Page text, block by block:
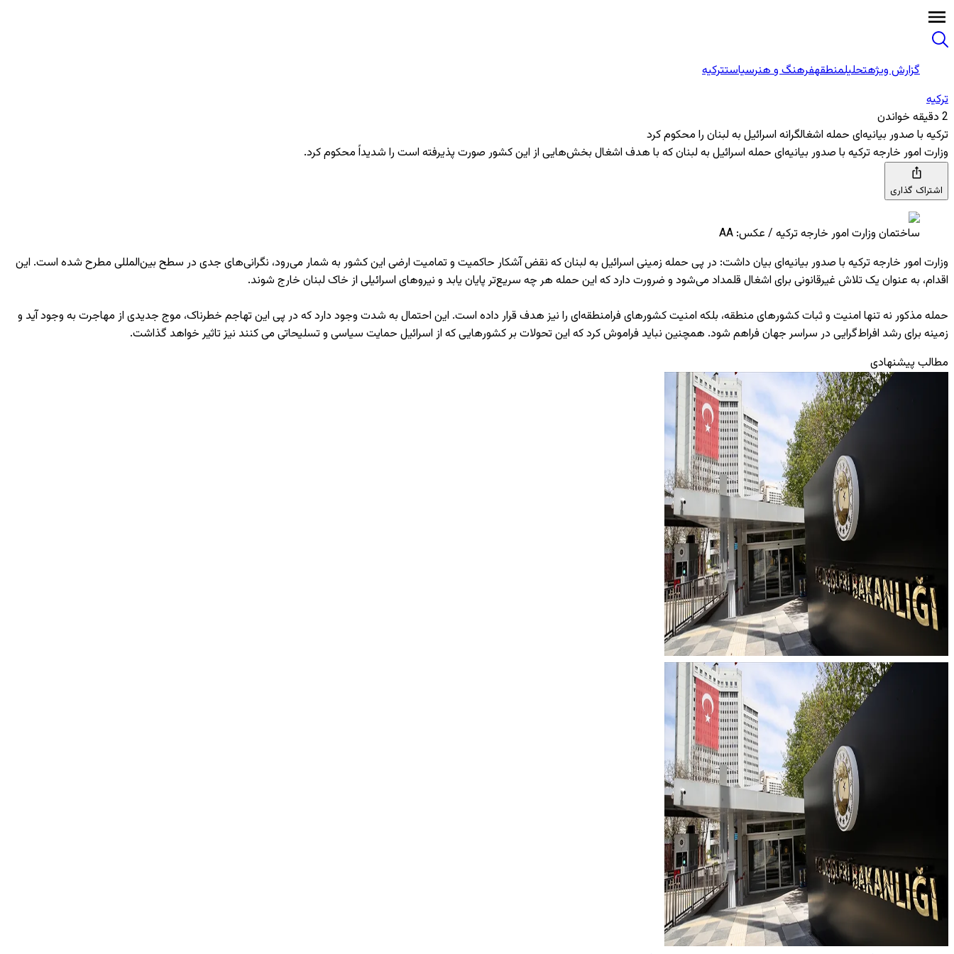
گزارش ویژهتحلیلمنطقهفرهنگ و هنرسیاستترکیه
ترکیه
2 دقیقه خواندن
ترکیه با صدور بیانیه‌ای حمله اشغالگرانه اسرائیل به لبنان را محکوم کرد
وزارت امور خارجه ترکیه با صدور بیانیه‌ای حمله اسرائیل به لبنان که با هدف اشغال بخش‌هایی از این کشور صورت پذیرفته است را شدیداً محکوم کرد.
اشتراک گذاری
ساختمان وزارت امور خارجه ترکیه / عکس: AA
وزارت امور خارجه ترکیه با صدور بیانیه‌ای بیان داشت: در پی حمله زمینی اسرائیل به لبنان که نقض آشکار حاکمیت و تمامیت ارضی این کشور به شمار می‌رود، نگرانی‌های جدی در سطح بین‌المللی مطرح شده است. این
اقدام، به عنوان یک تلاش غیرقانونی برای اشغال قلمداد می‌شود و ضرورت دارد که این حمله هر چه سریع‌تر پایان یابد و نیروهای اسرائیلی از خاک لبنان خارج شوند.
حمله مذکور نه تنها امنیت و ثبات کشورهای منطقه، بلکه امنیت کشورهای فرامنطقه‌ای را نیز هدف قرار داده است. این احتمال به شدت وجود دارد که در پی این تهاجم خطرناک، موج جدیدی از مهاجرت به وجود آید و
زمینه برای رشد افراط‌گرایی در سراسر جهان فراهم شود. همچنین نباید فراموش کرد که این تحولات بر کشورهایی که از اسرائیل حمایت سیاسی و تسلیحاتی می کنند نیز تاثیر خواهد گذاشت.
مطالب پیشنهادی